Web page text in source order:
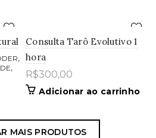
,
,
Consulta Tarô Evolutivo 1
hora
R$300,00
Adicionar ao carrinho
MAIS PRODUTOS